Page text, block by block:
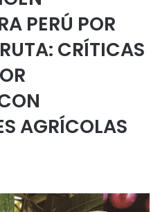
PERÚ POR
CRÍTICAS
AGRÍCOLAS